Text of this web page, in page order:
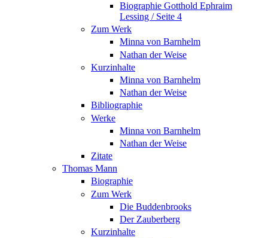
Biographie Gotthold Ephraim
Lessing / Seite 4
Zum Werk
Minna von Barnhelm
Nathan der Weise
Kurzinhalte
Minna von Barnhelm
Nathan der Weise
Bibliographie
Werke
Minna von Barnhelm
Nathan der Weise
Zitate
Thomas Mann
Biographie
Zum Werk
Die Buddenbrooks
Der Zauberberg
Kurzinhalte